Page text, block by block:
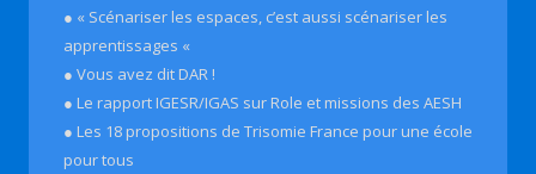
● « Scénariser les espaces, c’est aussi scénariser les
apprentissages «
● Vous avez dit DAR !
● Le rapport IGESR/IGAS sur Role et missions des AESH
● Les 18 propositions de Trisomie France pour une école
pour tous